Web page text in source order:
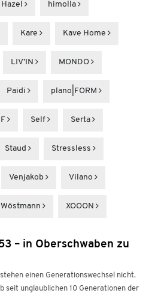
himolla
Kare Kave Home
LIV’IN MONDO
Paidi plano|FORM
Self Serta
Staud Stressless
Venjakob Vilano
Wöstmann XOOON
– in Oberschwaben zu
einen Generationswechsel nicht.
seit unglaublichen 10 Generationen der